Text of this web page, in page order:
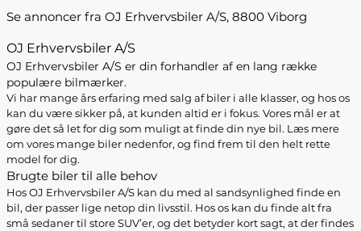
Se annoncer fra OJ Erhvervsbiler A/S, 8800 Viborg
OJ Erhvervsbiler A/S
OJ Erhvervsbiler A/S er din forhandler af en lang række
populære bilmærker.
Vi har mange års erfaring med salg af biler i alle klasser, og hos os
kan du være sikker på, at kunden altid er i fokus. Vores mål er at
gøre det så let for dig som muligt at finde din nye bil. Læs mere
om vores mange biler nedenfor, og find frem til den helt rette
model for dig.
Brugte biler til alle behov
Hos OJ Erhvervsbiler A/S kan du med al sandsynlighed finde en
bil, der passer lige netop din livsstil. Hos os kan du finde alt fra
små sedaner til store SUV’er, og det betyder kort sagt, at der findes